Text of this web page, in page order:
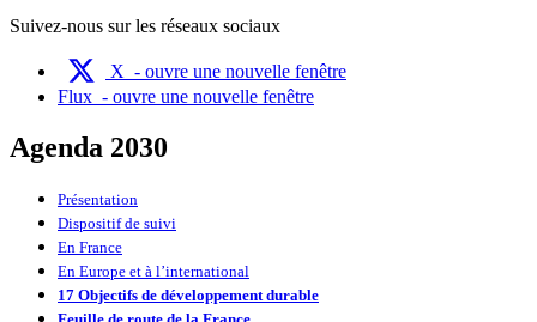
Suivez-nous sur les réseaux sociaux
X - ouvre une nouvelle fenêtre
Flux - ouvre une nouvelle fenêtre
Agenda 2030
Présentation
Dispositif de suivi
En France
En Europe et à l’international
17 Objectifs de développement durable